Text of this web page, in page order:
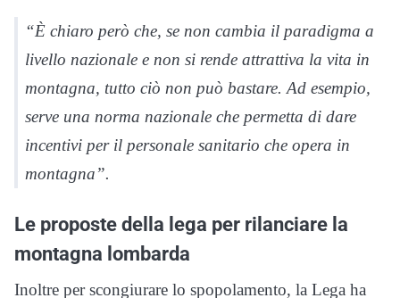
“È chiaro però che, se non cambia il paradigma a
livello nazionale e non si rende attrattiva la vita in
montagna, tutto ciò non può bastare. Ad esempio,
serve una norma nazionale che permetta di dare
incentivi per il personale sanitario che opera in
montagna”.
Le proposte della lega per rilanciare la
montagna lombarda
Inoltre per scongiurare lo spopolamento, la Lega ha